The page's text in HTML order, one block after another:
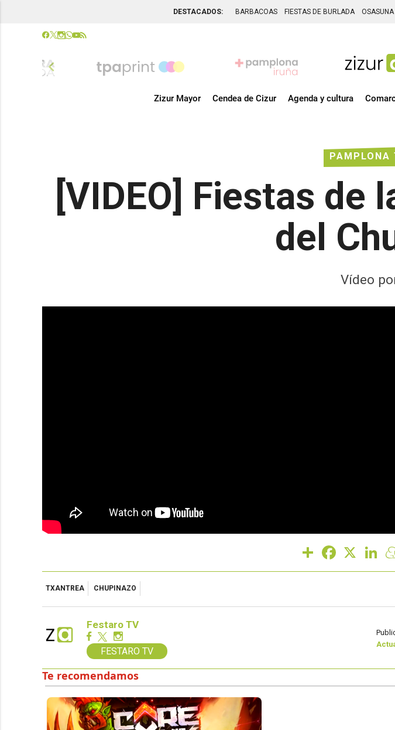
DESTACADOS: BARBACOAS FIESTAS DE BURLADA OSASUNA
chevron_left
Zizur Mayor Cendea de Cizur Agenda y cultura
PAMPLONA
[VIDEO] Fiestas de
del
Vídeo
Share Facebook
TXANTREA CHUPINAZO
Festaro TV
FESTARO TV